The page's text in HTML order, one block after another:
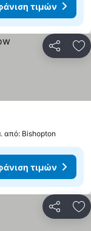
τιμών
από: Bishopton
τιμών